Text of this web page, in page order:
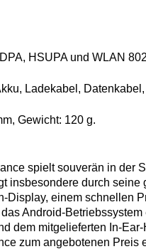
HSUPA und WLAN
Ladekabel,
Gewicht: 120 g.
spielt souverän in der
insbesondere durch seine
Display, einem schnellen
Android-
dem mitgelieferten In-
zum angebotenen Preis